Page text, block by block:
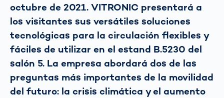
octubre de 2021. VITRONIC presentará a
los visitantes sus versátiles soluciones
tecnológicas para la circulación flexibles y
fáciles de utilizar en el estand B.5230 del
salón 5. La empresa abordará dos de las
preguntas más importantes de la movilidad
del futuro: la crisis climática y el aumento